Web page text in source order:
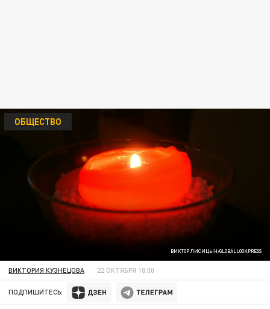
ВИКТОР ЛИСИЦЫН/GLOBALLOOKPRESS
ОБЩЕСТВО
ВИКТОРИЯ КУЗНЕЦОВА 22 ОКТЯБРЯ 18:00
ПОДПИШИТЕСЬ: